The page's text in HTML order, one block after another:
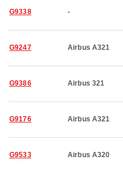
G9338 -
G9247 Airbus A321
G9386 Airbus 321
G9176 Airbus A321
G9533 Airbus A320